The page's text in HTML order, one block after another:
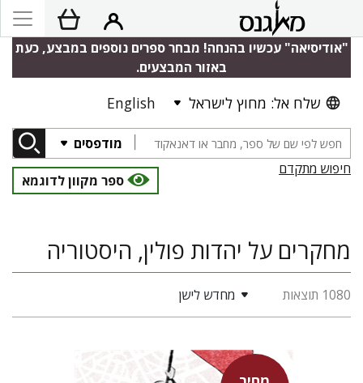
"אודיסיאה" עכשיו בהנחה! מבחר ספרים נוספים במבצע, כעת
באזור המבצעים.
שלח אל: מחוץ לישראל English
מודפסים
חיפוש מתקדם
ספר מקוון לדוגמא
מחקרים על יהדות פולין, היסטוריה
1080 תוצאות מחדש לישן